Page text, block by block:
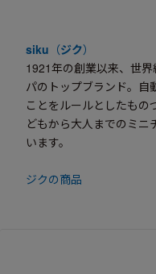
siku （ジク）
1921年の創業以来、世
パのトップブランド。自
ことをルールとしたもの
どもから大人までのミニ
います。
ジクの商品